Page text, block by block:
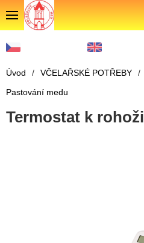
Úvod / VČELAŘSKÉ POTŘEBY /
Pastování medu
Termostat k rohoži